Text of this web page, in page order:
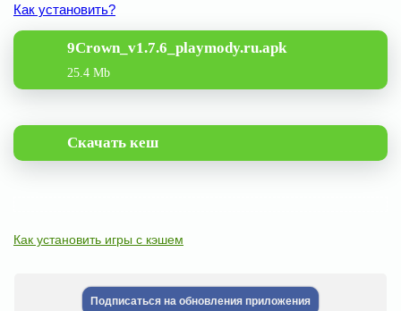
Как установить?
9Crown_v1.7.6_playmody.ru.apk
25.4 Mb
Скачать кеш
Как установить игры с кэшем
Подписаться на обновления приложения